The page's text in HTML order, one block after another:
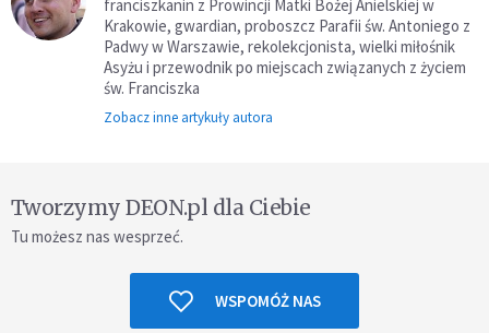
franciszkanin z Prowincji Matki Bożej Anielskiej w
Krakowie, gwardian, proboszcz Parafii św. Antoniego z
Padwy w Warszawie, rekolekcjonista, wielki miłośnik
Asyżu i przewodnik po miejscach związanych z życiem
św. Franciszka
Zobacz inne artykuły autora
Tworzymy DEON.pl dla Ciebie
Tu możesz nas wesprzeć.
WSPOMÓŻ NAS